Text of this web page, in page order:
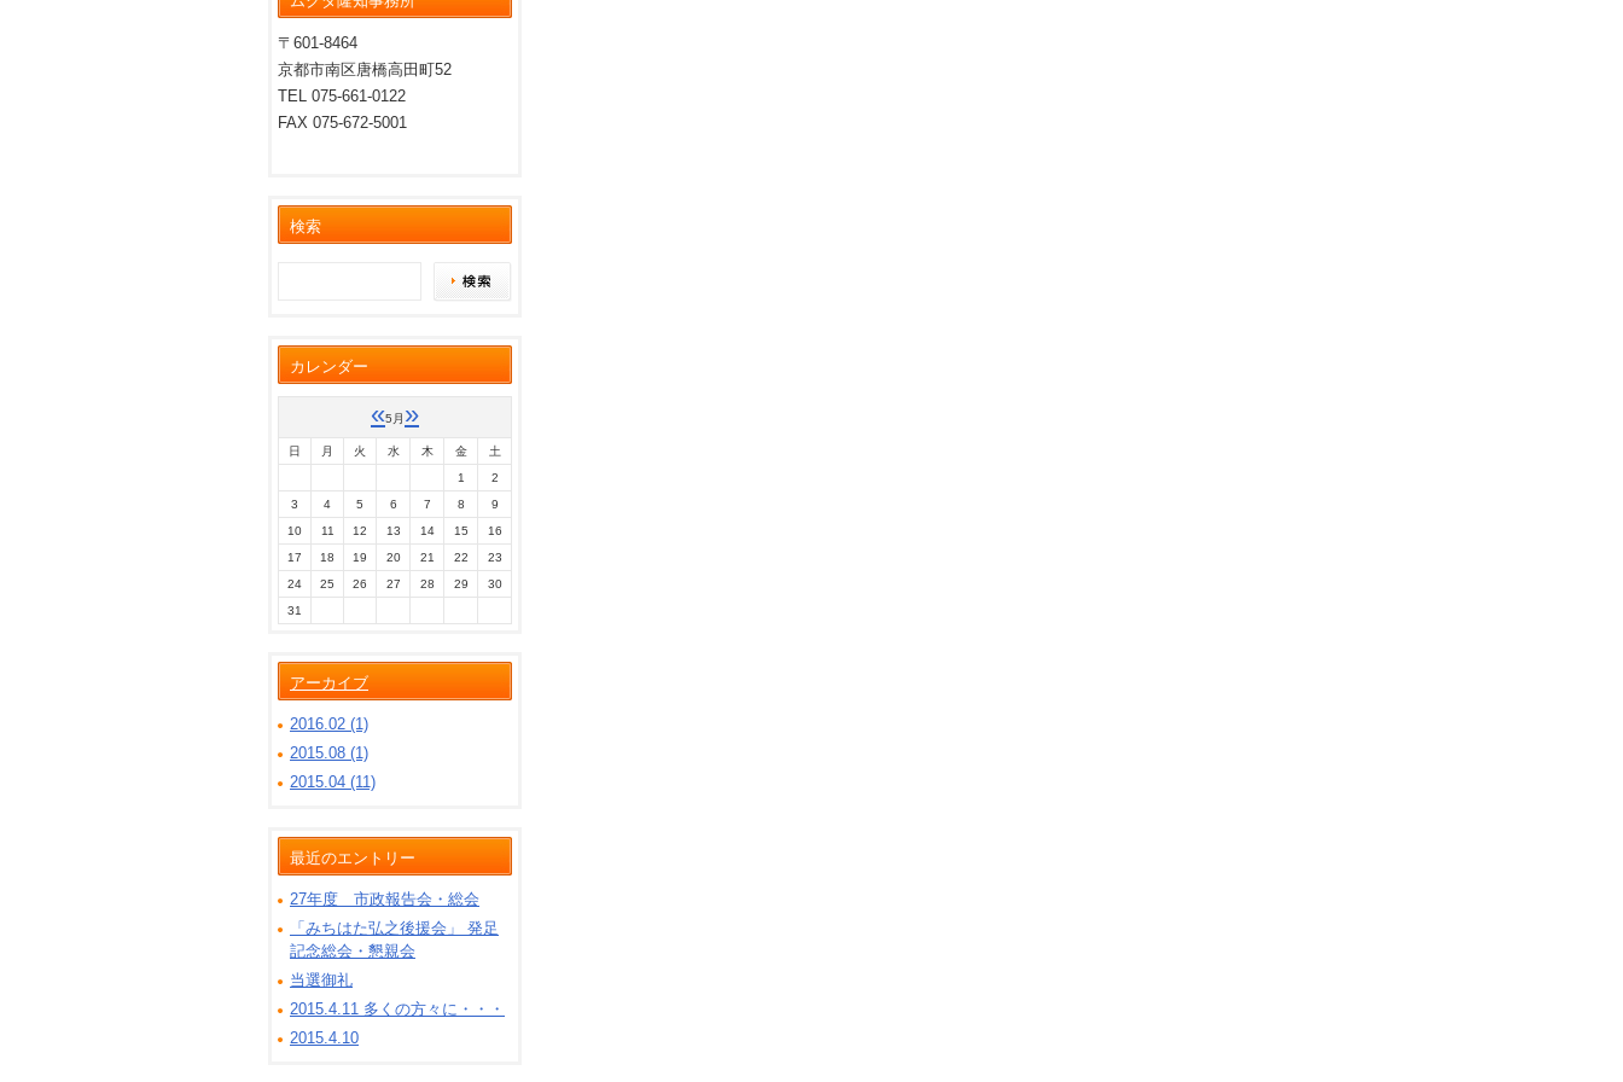
〒601-8464
京都市南区唐橋高田町52
TEL 075-661-0122
FAX 075-672-5001
検索
カレンダー
«5月 »
日 月 火 水 木 金
土
1
2
3
4 5 6 7 8
9
10
11 12 13 14 15
16
17
18 19 20 21 22
23
24
25 26 27 28 29
30
31
アーカイブ
2016.02 (1)
2015.08 (1)
2015.04 (11)
最近のエントリー
27年度 市政報告会・総会
「みちはた弘之後援会」 発足
記念総会・懇親会
当選御礼
2015.4.11 多くの方々に・・・
2015.4.10